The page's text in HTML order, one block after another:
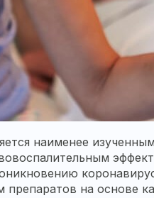
наименее
на основе